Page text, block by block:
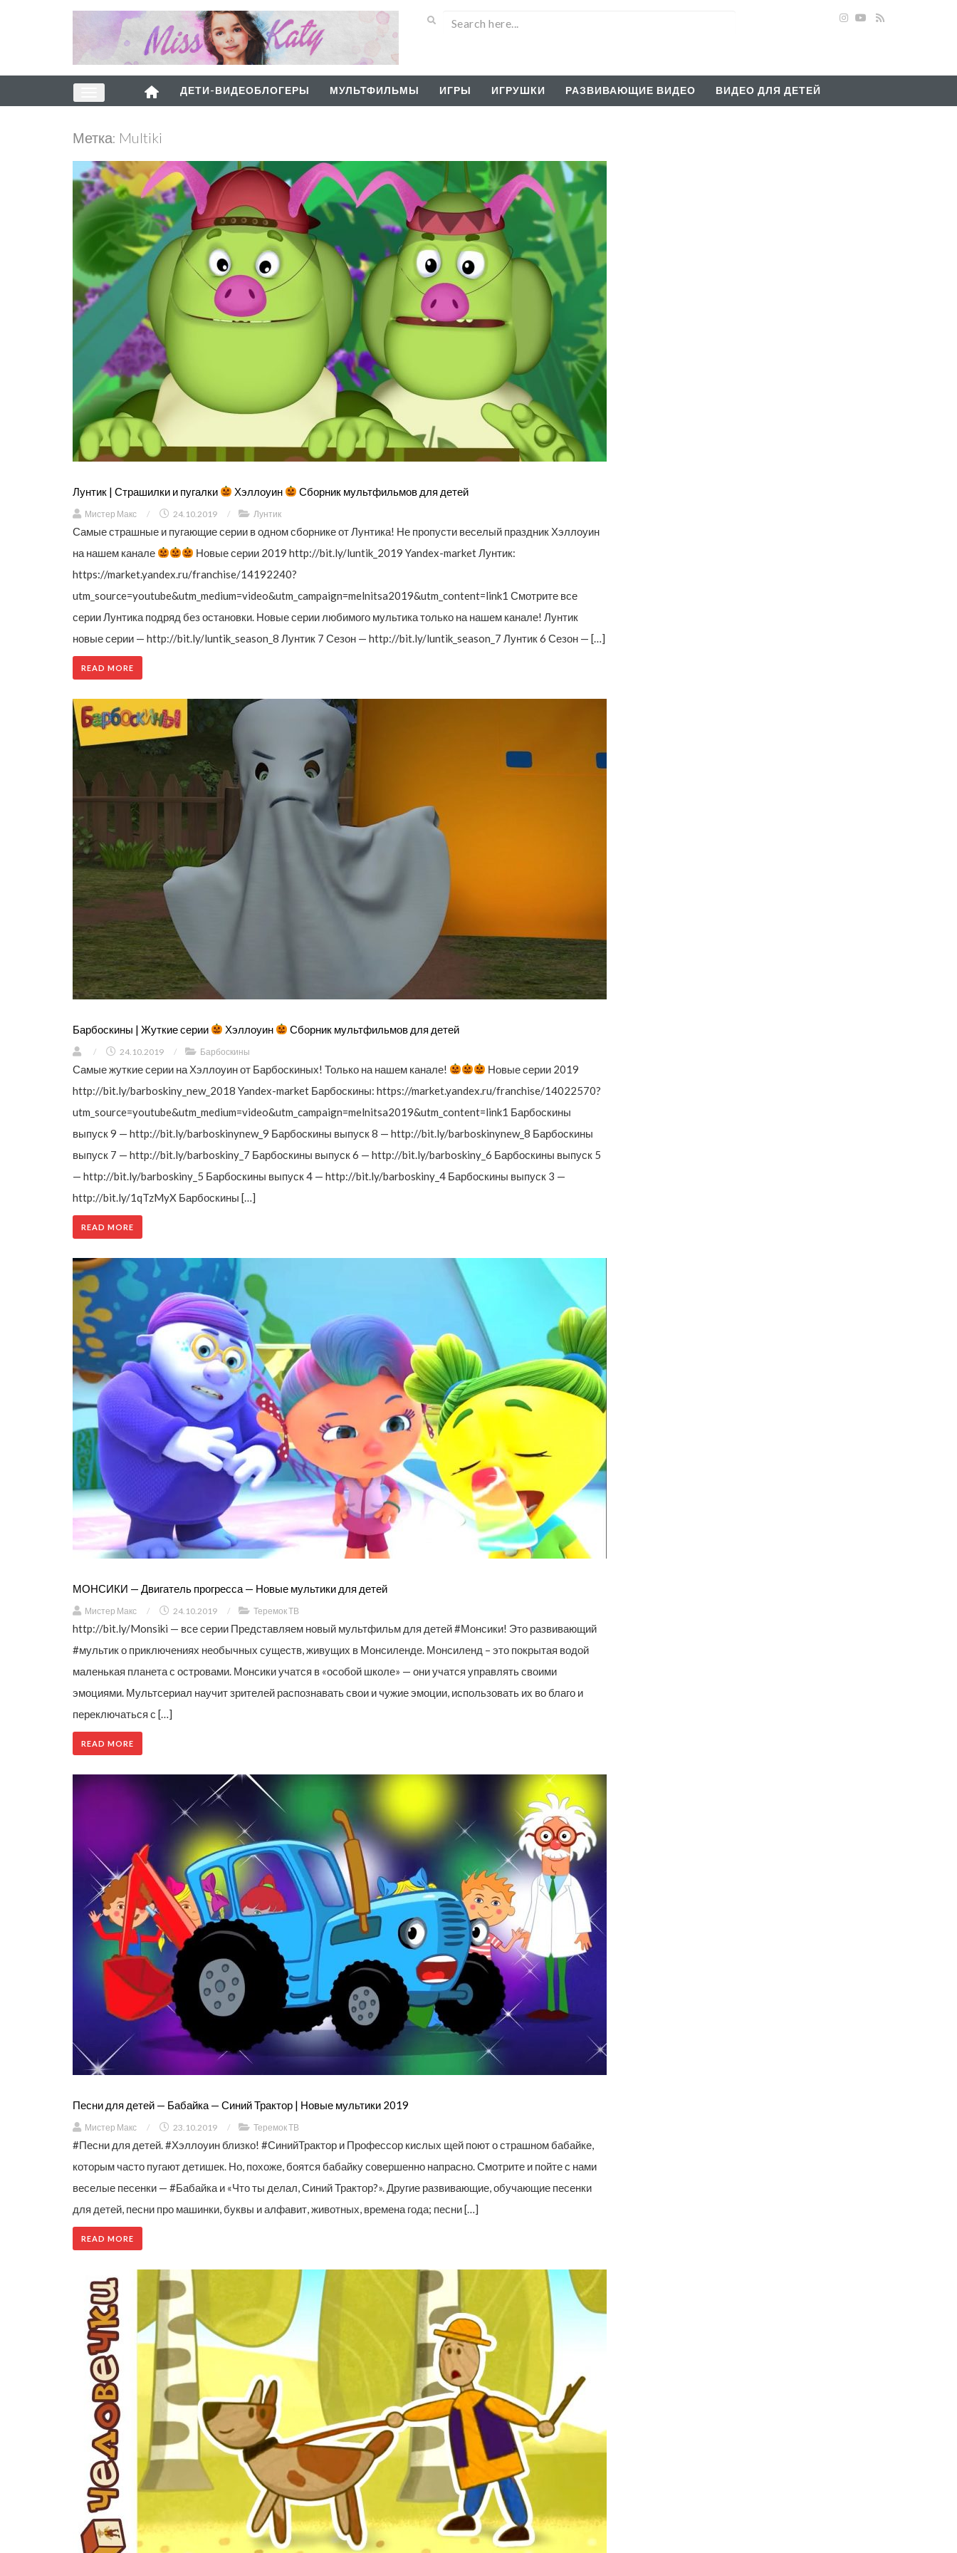
ДЕТИ-ВИДЕОБЛОГЕРЫ МУЛЬТФИЛЬМЫ ИГРЫ ИГРУШКИ РАЗВИВАЮЩИЕ ВИДЕО ВИДЕО ДЛЯ ДЕТЕЙ
Метка: Multiki
Лунтик | Страшилки и пугалки Хэллоуин Сборник мультфильмов для детей
Мистер Макс / 24.10.2019 / Лунтик
Самые страшные и пугающие серии в одном сборнике от Лунтика! Не пропусти веселый праздник Хэллоуин
на нашем канале
Новые серии 2019 http://bit.ly/luntik_2019 Yandex-market Лунтик:
https://market.yandex.ru/franchise/14192240?
utm_source=youtube&utm_medium=video&utm_campaign=melnitsa2019&utm_content=link1 Смотрите все
серии Лунтика подряд без остановки. Новые серии любимого мультика только на нашем канале! Лунтик
новые серии — http://bit.ly/luntik_season_8 Лунтик 7 Сезон — http://bit.ly/luntik_season_7 Лунтик 6 Сезон — […]
READ MORE
Барбоскины | Жуткие серии Хэллоуин Сборник мультфильмов для детей
/ 24.10.2019 / Барбоскины
Самые жуткие серии на Хэллоуин от Барбоскиных! Только на нашем канале!
Новые серии 2019
http://bit.ly/barboskiny_new_2018 Yandex-market Барбоскины: https://market.yandex.ru/franchise/14022570?
utm_source=youtube&utm_medium=video&utm_campaign=melnitsa2019&utm_content=link1 Барбоскины
выпуск 9 — http://bit.ly/barboskinynew_9 Барбоскины выпуск 8 — http://bit.ly/barboskinynew_8 Барбоскины
выпуск 7 — http://bit.ly/barboskiny_7 Барбоскины выпуск 6 — http://bit.ly/barboskiny_6 Барбоскины выпуск 5
— http://bit.ly/barboskiny_5 Барбоскины выпуск 4 — http://bit.ly/barboskiny_4 Барбоскины выпуск 3 —
http://bit.ly/1qTzMyX Барбоскины […]
READ MORE
МОНСИКИ — Двигатель прогресса — Новые мультики для детей
Мистер Макс / 24.10.2019 / Теремок ТВ
http://bit.ly/Monsiki — все серии Представляем новый мультфильм для детей #Монсики! Это развивающий
#мультик о приключениях необычных существ, живущих в Монсиленде. Монсиленд – это покрытая водой
маленькая планета с островами. Монсики учатся в «особой школе» — они учатся управлять своими
эмоциями. Мультсериал научит зрителей распознавать свои и чужие эмоции, использовать их во благо и
переключаться с […]
READ MORE
Песни для детей — Бабайка — Синий Трактор | Новые мультики 2019
Мистер Макс / 23.10.2019 / Теремок ТВ
#Песни для детей. #Хэллоуин близко! #СинийТрактор и Профессор кислых щей поют о страшном бабайке,
которым часто пугают детишек. Но, похоже, боятся бабайку совершенно напрасно. Смотрите и пойте с нами
веселые песенки — #Бабайка и «Что ты делал, Синий Трактор?». Другие развивающие, обучающие песенки
для детей, песни про машинки, буквы и алфавит, животных, времена года; песни […]
READ MORE